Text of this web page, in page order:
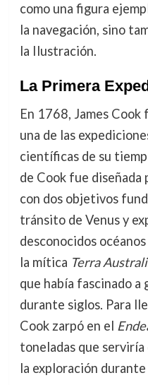
como una figura
la navegación, sino
la Ilustración.
La Primera
En 1768, James
una de las
científicas de su
de Cook fue
con dos objetivos
tránsito de Venus y
desconocidos
la mítica Terra
que había fascinado a
durante siglos. Para
Cook zarpó en el
toneladas que
la exploración